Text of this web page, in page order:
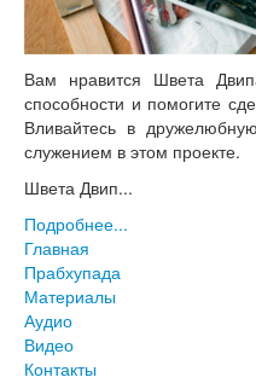
Вам нравится Швета
способности и помогите
Вливайтесь в
служением в этом проекте.
Швета Двип...
Подробнее...
Главная
Прабхупада
Материалы
Аудио
Видео
Контакты